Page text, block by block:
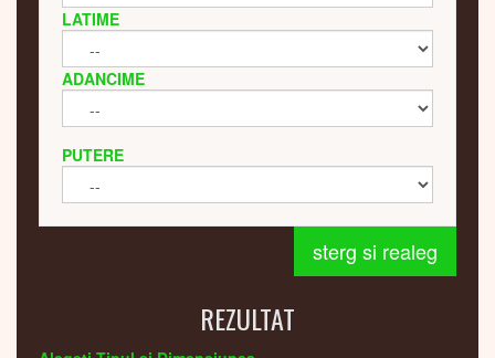
LATIME
ADANCIME
PUTERE
sterg si realeg
REZULTAT